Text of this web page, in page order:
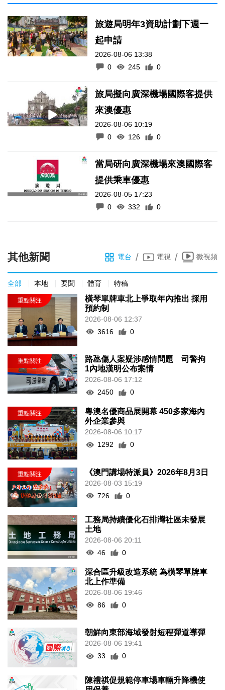
旅遊局明年3資助計劃下週一
起申請
2026-08-06 13:38
0
245 0
旅局擬向廣深機場國際客提供
來澳優惠
2026-08-06 10:19
0
126 0
當局研向廣深機場來澳國際客
提供乘車優惠
2026-08-05 17:23
0
332 0
其他新聞 電台 / 電視 / 微視頻
全部 本地 要聞 體育 特稿
橫琴單牌車北上爭取年內推出 採用
預約制
2026-08-06 12:37
3616
0
路氹傷人案疑涉感情問題 司警拘
1內地漢明公布案情
2026-08-06 17:12
2450
0
粵澳名優商品展開幕 450多家海內
外企業參與
2026-08-06 10:17
1292
0
《澳門講場特派員》2026年8月3日
2026-08-03 15:19
726
0
工務局持續優化石排灣社區未發展
土地
2026-08-06 20:11
46
0
深合區升級改造系統 為橫琴單牌車
北上作準備
2026-08-06 19:46
86
0
朝鮮向東部海域發射短程彈道導彈
2026-08-06 19:41
33
0
陳禮祺促規範停車場車輛升降機使